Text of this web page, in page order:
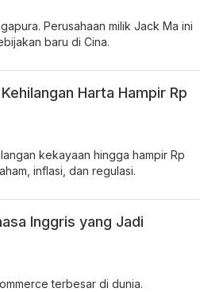
Perusahaan milik Jack Ma ini
baru di Cina.
Harta Hampir Rp
kekayaan hingga hampir Rp
inflasi, dan regulasi.
Inggris yang Jadi
terbesar di dunia.